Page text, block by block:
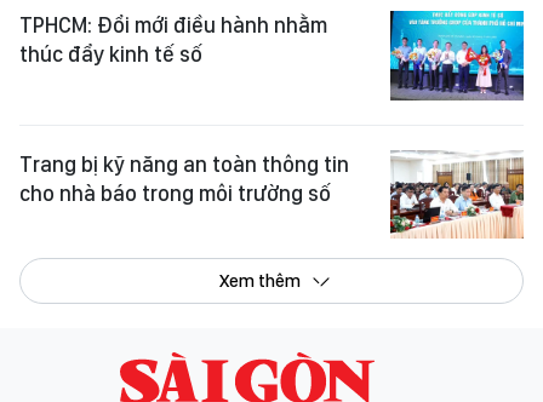
TPHCM: Đổi mới điều hành nhằm
thúc đẩy kinh tế số
Trang bị kỹ năng an toàn thông tin
cho nhà báo trong môi trường số
Xem thêm